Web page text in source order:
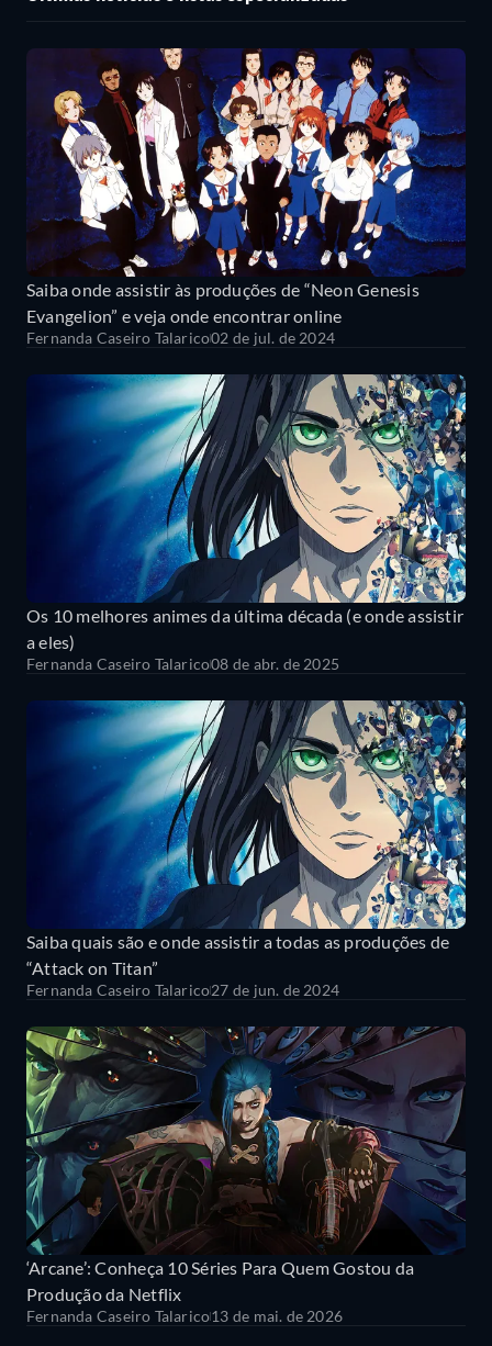
Saiba onde assistir às produções de “Neon Genesis
Evangelion” e veja onde encontrar online
Fernanda Caseiro Talarico02 de jul. de 2024
Os 10 melhores animes da última década (e onde assistir
a eles)
Fernanda Caseiro Talarico08 de abr. de 2025
Saiba quais são e onde assistir a todas as produções de
“Attack on Titan”
Fernanda Caseiro Talarico27 de jun. de 2024
‘Arcane’: Conheça 10 Séries Para Quem Gostou da
Produção da Netflix
Fernanda Caseiro Talarico13 de mai. de 2026